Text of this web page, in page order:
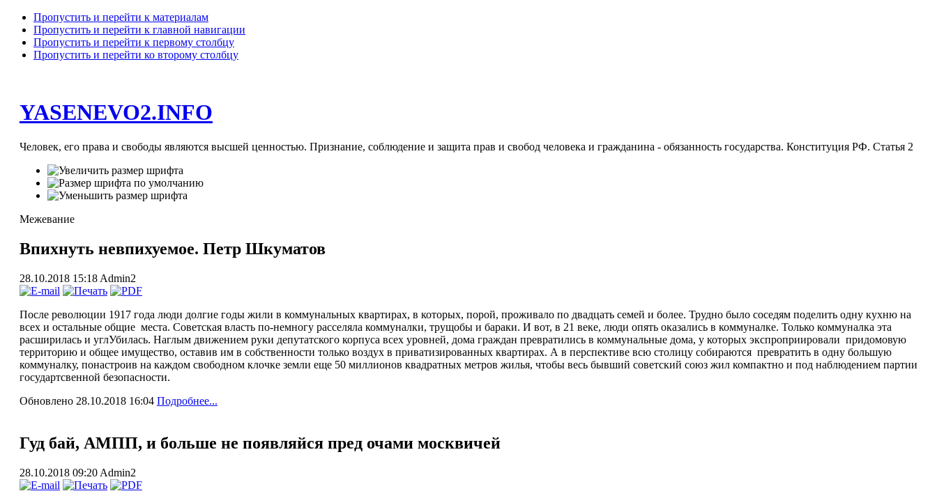
Пропустить и перейти к материалам
Пропустить и перейти к главной навигации
Пропустить и перейти к первому столбцу
Пропустить и перейти ко второму столбцу
YASENEVO2.INFO
Человек, его права и свободы являются высшей ценностью. Признание, соблюдение и защита прав и свобод человека и гражданина - обязанность государства. Конституция РФ. Статья 2
Межевание
Впихнуть невпихуемое. Петр Шкуматов
28.10.2018 15:18 Admin2
После революции 1917 года люди долгие годы жили в коммунальных квартирах, в которых, порой, проживало по двадцать семей и более. Трудно было соседям поделить одну кухню на
всех и остальные общие места. Советская власть по-немногу расселяла коммуналки, трущобы и бараки. И вот, в 21 веке, люди опять оказались в коммуналке. Только коммуналка эта
расширилась и углУбилась. Наглым движением руки депутатского корпуса всех уровней, дома граждан превратились в коммунальные дома, у которых экспроприировали придомовую
территорию и общее имущество, оставив им в собственности только воздух в приватизированных квартирах. А в перспективе всю столицу собираются превратить в одну большую
коммуналку, понастроив на каждом свободном клочке земли еще 50 миллионов квадратных метров жилья, чтобы весь бывший советский союз жил компактно и под наблюдением партии
государтсвенной безопасности.
Обновлено 28.10.2018 16:04 Подробнее...
Гуд бай, АМПП, и больше не появляйся пред очами москвичей
28.10.2018 09:20 Admin2